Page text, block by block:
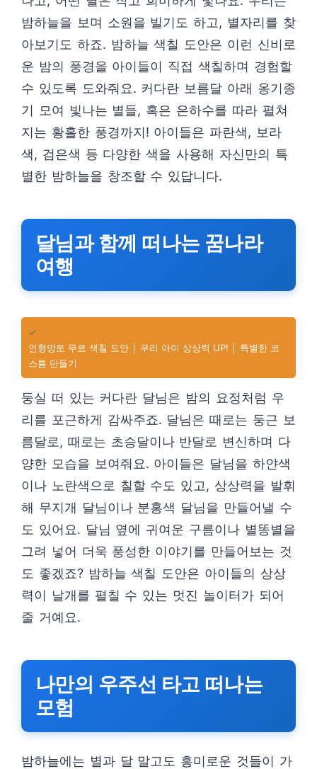
밤하늘을 보며 소원을 빌기도 하고, 별자리를 찾
아보기도 하죠. 밤하늘 색칠 도안은 이런 신비로
운 밤의 풍경을 아이들이 직접 색칠하며 경험할
수 있도록 도와줘요. 커다란 보름달 아래 옹기종
기 모여 빛나는 별들, 혹은 은하수를 따라 펼쳐
지는 황홀한 풍경까지! 아이들은 파란색, 보라
색, 검은색 등 다양한 색을 사용해 자신만의 특
별한 밤하늘을 창조할 수 있답니다.
달님과 함께 떠나는 꿈나라
여행
✓
인형망토 무료 색칠 도안 │ 우리 아이 상상력 UP! │ 특별한 코
스튬 만들기
둥실 떠 있는 커다란 달님은 밤의 요정처럼 우
리를 포근하게 감싸주죠. 달님은 때로는 둥근 보
름달로, 때로는 초승달이나 반달로 변신하며 다
양한 모습을 보여줘요. 아이들은 달님을 하얀색
이나 노란색으로 칠할 수도 있고, 상상력을 발휘
해 무지개 달님이나 분홍색 달님을 만들어낼 수
도 있어요. 달님 옆에 귀여운 구름이나 별똥별을
그려 넣어 더욱 풍성한 이야기를 만들어보는 것
도 좋겠죠? 밤하늘 색칠 도안은 아이들의 상상
력이 날개를 펼칠 수 있는 멋진 놀이터가 되어
줄 거예요.
나만의 우주선 타고 떠나는
모험
밤하늘에는 별과 달 말고도 흥미로운 것들이 가